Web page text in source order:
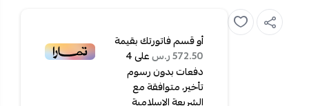
أو قسم فاتورتك بقيمة
572.50 ر.س على4
دفعات بدون رسوم
تأخير، متوافقة مع
الشريعة الإسلامية